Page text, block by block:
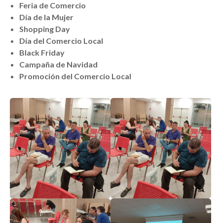
Feria de Comercio
Día de la Mujer
Shopping Day
Día del Comercio Local
Black Friday
Campaña de Navidad
Promoción del Comercio Local